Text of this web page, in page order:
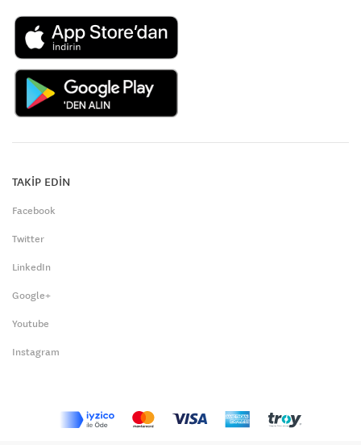
TAKİP EDİN
Facebook
Twitter
LinkedIn
Google+
Youtube
Instagram